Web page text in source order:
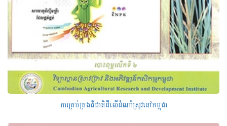
ការគ្រប់គ្រងជីជាតិដីលើដំណាំស្រូវនៅកម្ពុជា